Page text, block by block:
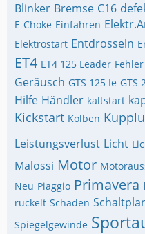
Blinker Bremse C16
E-Choke Einfahren
Elektrostart Entdrosseln
ET4 ET4 125 Leader Fehler
Geräusch GTS 125 Ie GTS
Hilfe Händler kaltstart
Kickstart Kolben
Leistungsverlust Licht
Malossi Motor
Neu Piaggio Primavera
ruckelt Schaden
Spiegelgewinde